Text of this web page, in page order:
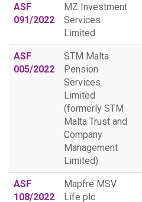
ASF
091/2022
MZ Investment
Services
Limited
ASF
005/2022
STM Malta
Pension
Services
Limited
(formerly STM
Malta Trust and
Company
Management
Limited)
ASF
108/2022
Mapfre MSV
Life plc